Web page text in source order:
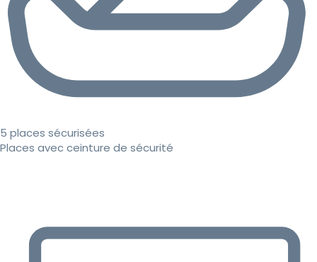
5 places sécurisées
Places avec ceinture de sécurité